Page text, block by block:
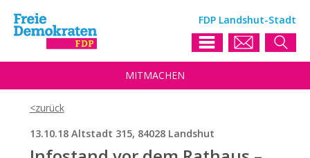
FDP Landshut-Stadt
MITMACHEN
13.10.18 Altstadt 315, 84028 Landshut